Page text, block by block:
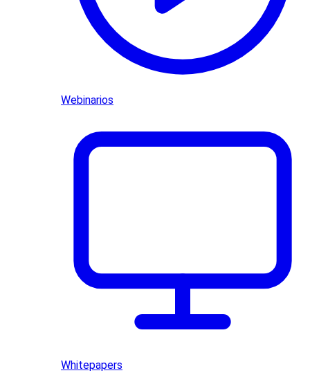
Webinarios
Whitepapers